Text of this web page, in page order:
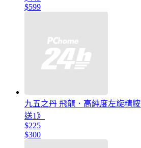
$599
九五之丹 飛龍．高純度左旋精
送1》
$225
$300